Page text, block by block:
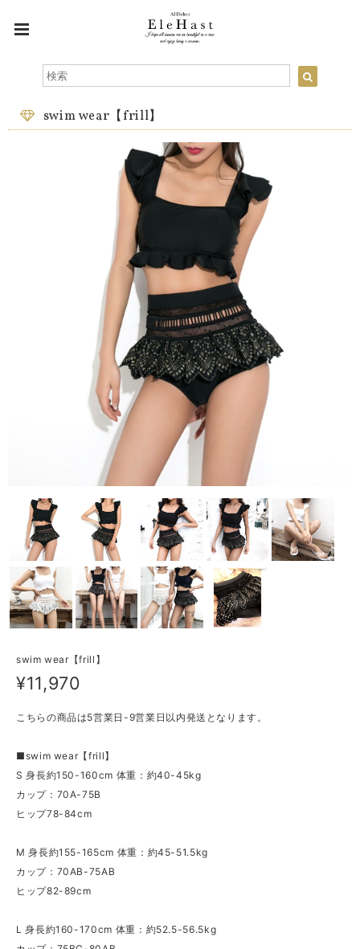
swim wear【frill】
swim wear【frill】
¥11,970
こちらの商品は5営業日-9営業日以内発送となります。
■swim wear【frill】
S 身長約150-160cm 体重：約40-45kg
カップ：70A-75B
ヒップ78-84cm
M 身長約155-165cm 体重：約45-51.5kg
カップ：70AB-75AB
ヒップ82-89cm
L 身長約160-170cm 体重：約52.5-56.5kg